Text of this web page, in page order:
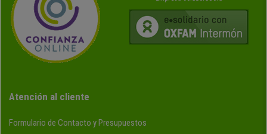
Atención al cliente
Formulario de Contacto y Presupuestos